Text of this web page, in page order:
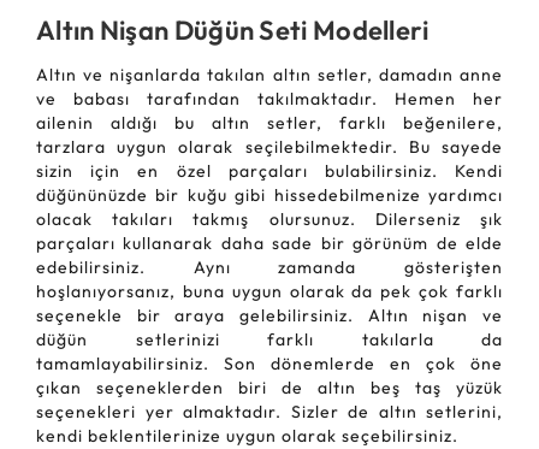
Altın Nişan Düğün Seti Modelleri
Altın ve nişanlarda takılan altın setler, damadın anne
ve babası tarafından takılmaktadır. Hemen her
ailenin aldığı bu altın setler, farklı beğenilere,
tarzlara uygun olarak seçilebilmektedir. Bu sayede
sizin için en özel parçaları bulabilirsiniz. Kendi
düğününüzde bir kuğu gibi hissedebilmenize yardımcı
olacak takıları takmış olursunuz. Dilerseniz şık
parçaları kullanarak daha sade bir görünüm de elde
edebilirsiniz. Aynı zamanda gösterişten
hoşlanıyorsanız, buna uygun olarak da pek çok farklı
seçenekle bir araya gelebilirsiniz. Altın nişan ve
düğün setlerinizi farklı takılarla da
tamamlayabilirsiniz. Son dönemlerde en çok öne
çıkan seçeneklerden biri de altın beş taş yüzük
seçenekleri yer almaktadır. Sizler de altın setlerini,
kendi beklentilerinize uygun olarak seçebilirsiniz.